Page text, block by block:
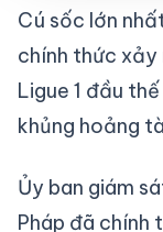
Cú sốc lớn
chính thức
Ligue 1 đầu
khủng hoảng
Ủy ban giám
Pháp đã chính